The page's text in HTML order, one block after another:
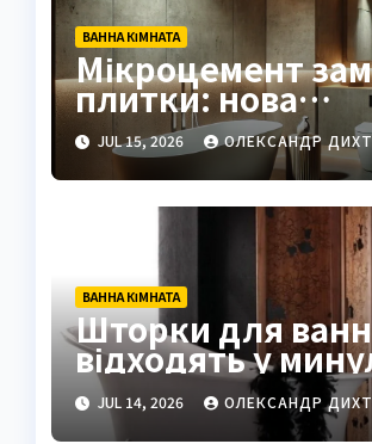
ВАННА КІМНАТА
Мікроцемент
плитки: нова
тенденція в
ванних
JUL 15, 2026 ОЛЕКСАНДР
ВАННА КІМНАТА
Шторки для
відходять у
замінюють
вінтажними
JUL 14, 2026 ОЛЕКСАНДР